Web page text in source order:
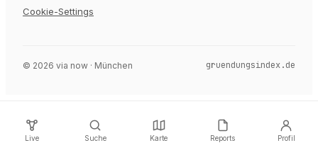
Cookie-Settings
© 2026 via now · München gruendungsindex.de
Live Suche Karte Reports Profil